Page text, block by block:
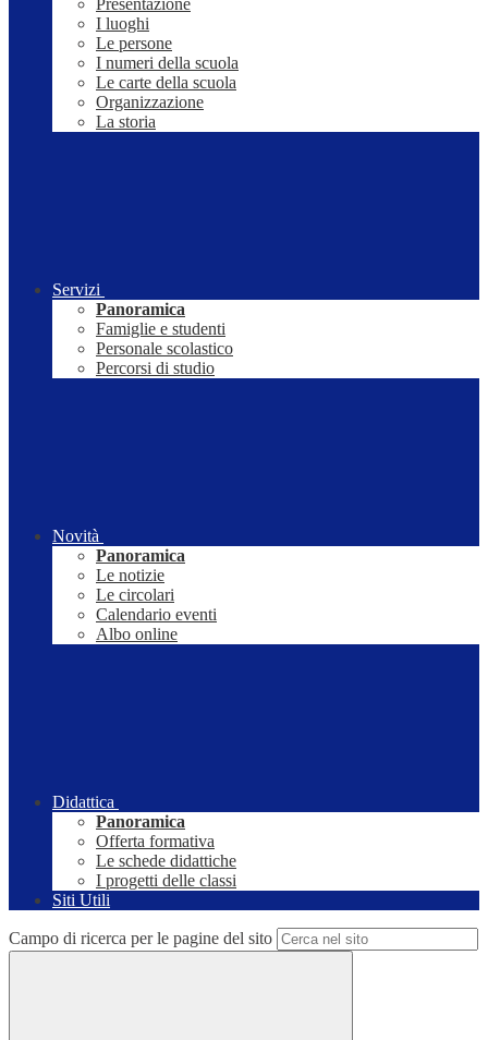
Presentazione
I luoghi
Le persone
I numeri della scuola
Le carte della scuola
Organizzazione
La storia
Servizi
Panoramica
Famiglie e studenti
Personale scolastico
Percorsi di studio
Novità
Panoramica
Le notizie
Le circolari
Calendario eventi
Albo online
Didattica
Panoramica
Offerta formativa
Le schede didattiche
I progetti delle classi
Siti Utili
Campo di ricerca per le pagine del sito